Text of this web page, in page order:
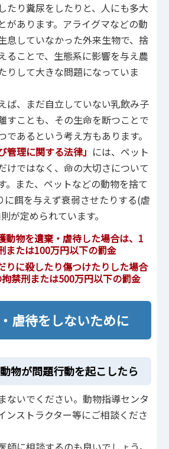
たり糞尿をしたりと、人にも多大
があります。アライグマなどの動
息していなかった外来生物で、捨
ることで、生態系に影響を与え農
りして大きな問題になっていま
ば、まだ自立していない乳飲み子
すことも、その生命を断つことで
であるという考え方もあります。
管理に関する法律」 には、ペット
けではなく、命の大切さについて
。また、ペットなどの動物を捨て
に餌を与えず衰弱させたりする(虐
が定められています。
動物を遺棄・虐待した場合は、1
または100万円以下の罰金
りに殺したり傷つけたりした場合
拘禁刑または500万円以下の罰金
虐待をしないために
物が問題行動を起こしたら
ないでください。動物指導センタ
ンストラクター等にご相談くださ